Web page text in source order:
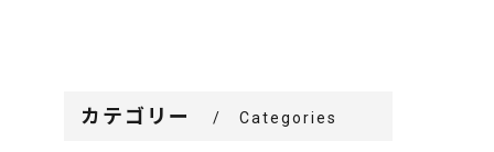
カテゴリー Categories